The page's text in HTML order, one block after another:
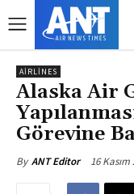
AIRLINES
Alaska Air
Görevine
By ANT Editor 16 Kasım